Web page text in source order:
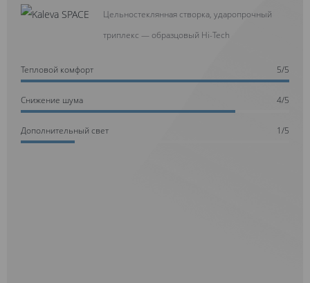
Цельностеклянная створка, ударопрочный
триплекс — образцовый Hi-Tech
Тепловой комфорт 5/5
Cнижение шума 4/5
Дополнительный свет 1/5